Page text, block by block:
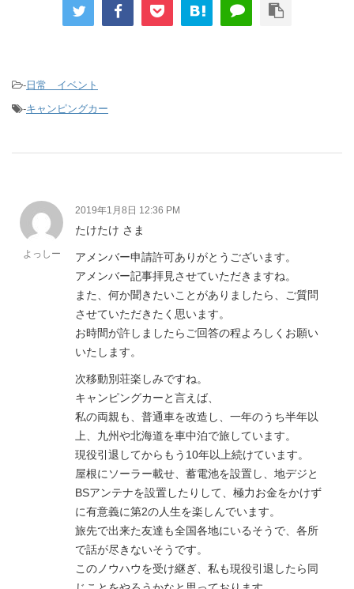
- 日常 イベント
-キャンピングカー
よっしー
2019年1月8日 12:36 PM
たけたけ さま
アメンバー申請許可ありがとうございます。
アメンバー記事拝見させていただきますね。
また、何か聞きたいことがありましたら、ご質問
させていただきたく思います。
お時間が許しましたらご回答の程よろしくお願い
いたします。
次移動別荘楽しみですね。
キャンピングカーと言えば、
私の両親も、普通車を改造し、一年のうち半年以
上、九州や北海道を車中泊で旅しています。
現役引退してからもう10年以上続けています。
屋根にソーラー載せ、蓄電池を設置し、地デジと
BSアンテナを設置したりして、極力お金をかけず
に有意義に第2の人生を楽しんでいます。
旅先で出来た友達も全国各地にいるそうで、各所
で話が尽きないそうです。
このノウハウを受け継ぎ、私も現役引退したら同